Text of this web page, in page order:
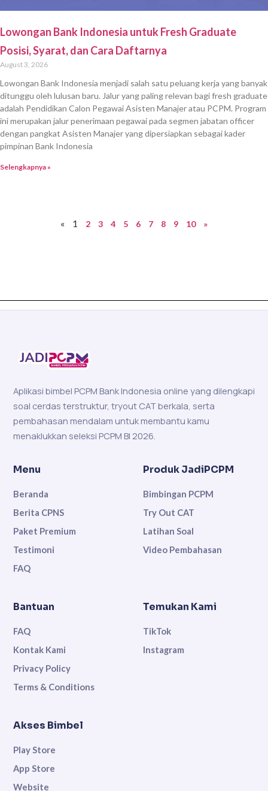
Lowongan Bank Indonesia untuk Fresh Graduate
Posisi, Syarat, dan Cara Daftarnya
August 3, 2026
Lowongan Bank Indonesia menjadi salah satu peluang kerja yang banyak
ditunggu oleh lulusan baru. Jalur yang paling relevan bagi fresh graduate
adalah Pendidikan Calon Pegawai Asisten Manajer atau PCPM. Program
ini merupakan jalur penerimaan pegawai pada segmen jabatan officer
dengan pangkat Asisten Manajer yang dipersiapkan sebagai kader
pimpinan Bank Indonesia
Selengkapnya »
« 1 2 3 4 5 6 7 8 9 10 »
Aplikasi bimbel PCPM Bank Indonesia online yang dilengkapi
soal cerdas terstruktur, tryout CAT berkala, serta
pembahasan mendalam untuk membantu kamu
menaklukkan seleksi PCPM BI 2026.
Menu
Beranda
Berita CPNS
Paket Premium
Testimoni
FAQ
Produk JadiPCPM
Bimbingan PCPM
Try Out CAT
Latihan Soal
Video Pembahasan
Bantuan
FAQ
Kontak Kami
Privacy Policy
Terms & Conditions
Temukan Kami
TikTok
Instagram
Akses Bimbel
Play Store
App Store
Website